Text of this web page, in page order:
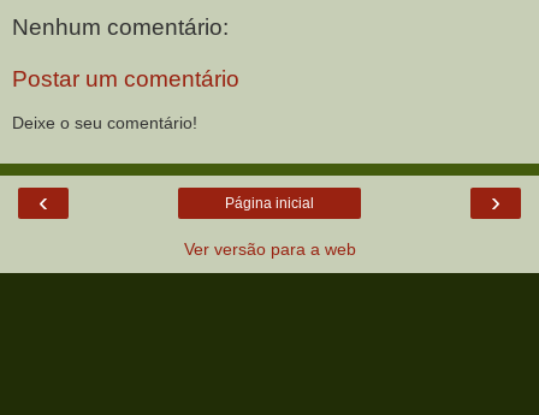
Nenhum comentário:
Postar um comentário
Deixe o seu comentário!
‹ ›
Página inicial
Ver versão para a web